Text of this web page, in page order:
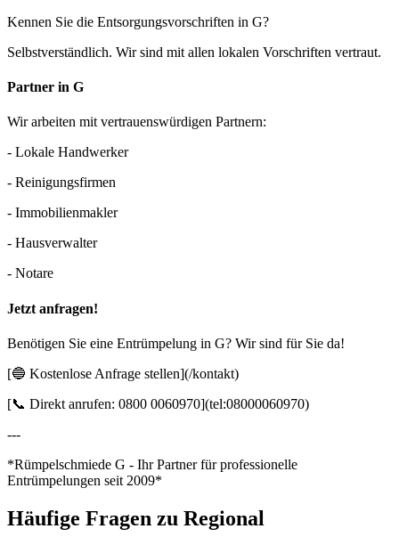
Kennen Sie die Entsorgungsvorschriften in G?
Selbstverständlich. Wir sind mit allen lokalen Vorschriften vertraut.
Partner in G
Wir arbeiten mit vertrauenswürdigen Partnern:
- Lokale Handwerker
- Reinigungsfirmen
- Immobilienmakler
- Hausverwalter
- Notare
Jetzt anfragen!
Benötigen Sie eine Entrümpelung in G? Wir sind für Sie da!
[🔵 Kostenlose Anfrage stellen](/kontakt)
[📞 Direkt anrufen: 0800 0060970](tel:08000060970)
---
*Rümpelschmiede G - Ihr Partner für professionelle
Entrümpelungen seit 2009*
Häufige Fragen zu Regional